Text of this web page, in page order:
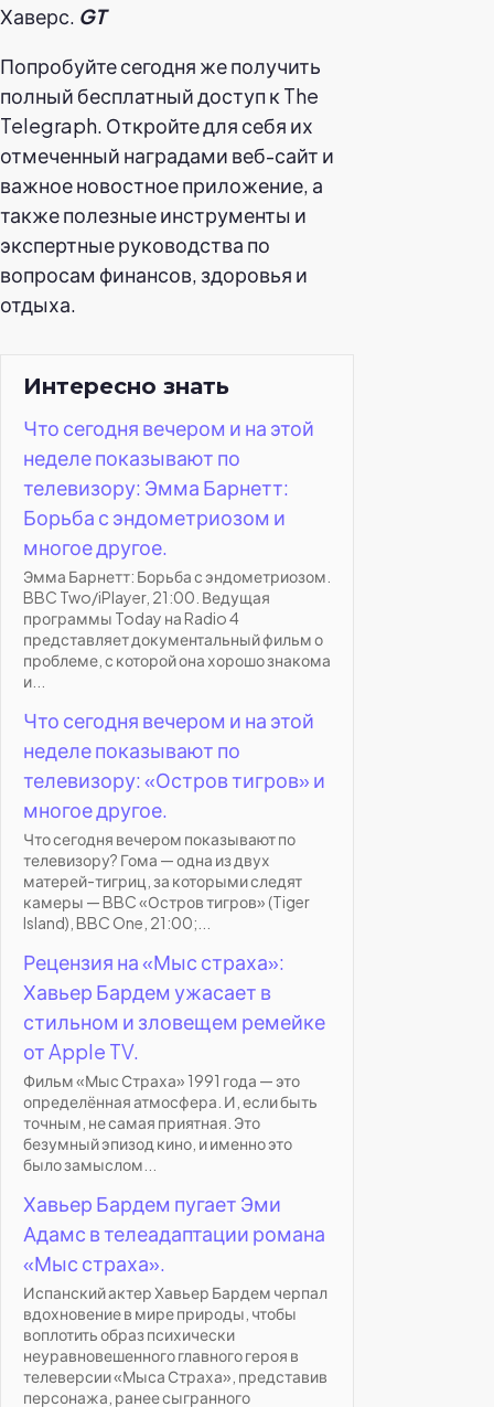
Хаверс. GT
Попробуйте сегодня же получить
полный бесплатный доступ к The
Telegraph. Откройте для себя их
отмеченный наградами веб-сайт и
важное новостное приложение, а
также полезные инструменты и
экспертные руководства по
вопросам финансов, здоровья и
отдыха.
Интересно знать
Что сегодня вечером и на этой
неделе показывают по
телевизору: Эмма Барнетт:
Борьба с эндометриозом и
многое другое.
Эмма Барнетт: Борьба с эндометриозом.
BBC Two/iPlayer, 21:00. Ведущая
программы Today на Radio 4
представляет документальный фильм о
проблеме, с которой она хорошо знакома
и...
Что сегодня вечером и на этой
неделе показывают по
телевизору: «Остров тигров» и
многое другое.
Что сегодня вечером показывают по
телевизору? Гома — одна из двух
матерей-тигриц, за которыми следят
камеры — BBC «Остров тигров» (Tiger
Island), BBC One, 21:00;...
Рецензия на «Мыс страха»:
Хавьер Бардем ужасает в
стильном и зловещем ремейке
от Apple TV.
Фильм «Мыс Страха» 1991 года — это
определённая атмосфера. И, если быть
точным, не самая приятная. Это
безумный эпизод кино, и именно это
было замыслом...
Хавьер Бардем пугает Эми
Адамс в телеадаптации романа
«Мыс страха».
Испанский актер Хавьер Бардем черпал
вдохновение в мире природы, чтобы
воплотить образ психически
неуравновешенного главного героя в
телеверсии «Мыса Страха», представив
персонажа, ранее сыгранного